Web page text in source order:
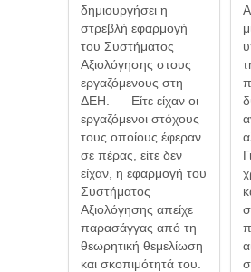
δημιουργήσει η
στρεβλή εφαρμογή
του Συστήματος
Αξιολόγησης στους
εργαζόμενους στη
ΔΕΗ. Είτε είχαν οι
εργαζόμενοι στόχους
τους οποίους έφεραν
σε πέρας, είτε δεν
είχαν, η εφαρμογή του
Συστήματος
Αξιολόγησης απείχε
παρασάγγας από τη
θεωρητική θεμελίωση
και σκοπιμότητά του.